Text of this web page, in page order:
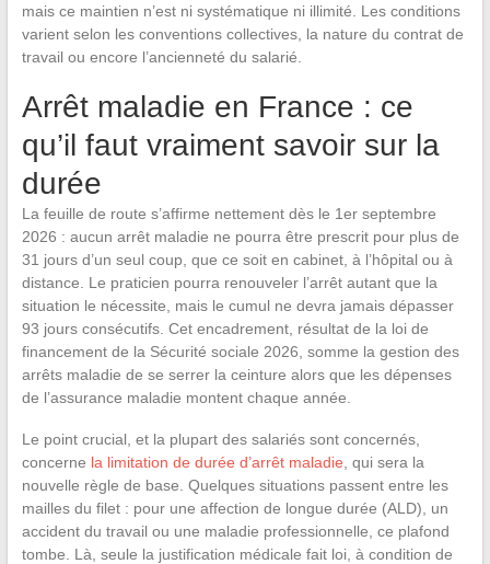
mais ce maintien n’est ni systématique ni illimité. Les conditions
varient selon les conventions collectives, la nature du contrat de
travail ou encore l’ancienneté du salarié.
Arrêt maladie en France : ce
qu’il faut vraiment savoir sur la
durée
La feuille de route s’affirme nettement dès le 1er septembre
2026 : aucun arrêt maladie ne pourra être prescrit pour plus de
31 jours d’un seul coup, que ce soit en cabinet, à l’hôpital ou à
distance. Le praticien pourra renouveler l’arrêt autant que la
situation le nécessite, mais le cumul ne devra jamais dépasser
93 jours consécutifs. Cet encadrement, résultat de la loi de
financement de la Sécurité sociale 2026, somme la gestion des
arrêts maladie de se serrer la ceinture alors que les dépenses
de l’assurance maladie montent chaque année.
Le point crucial, et la plupart des salariés sont concernés,
concerne la limitation de durée d’arrêt maladie , qui sera la
nouvelle règle de base. Quelques situations passent entre les
mailles du filet : pour une affection de longue durée (ALD), un
accident du travail ou une maladie professionnelle, ce plafond
tombe. Là, seule la justification médicale fait loi, à condition de